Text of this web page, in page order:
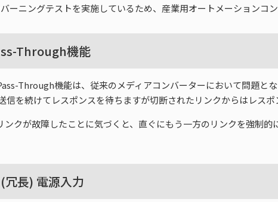
ーニングテストを実施しているため、産業用オートメーションコ
Through機能
Through機能は、従来のメディアコンバーターにおいて問題と
信を続けてレスポンスを待ちますが切断されたリンクからはレスポ
ンクが故障したことに気づくと、直ぐにもう一方のリンクを強制
冗長) 電源入力